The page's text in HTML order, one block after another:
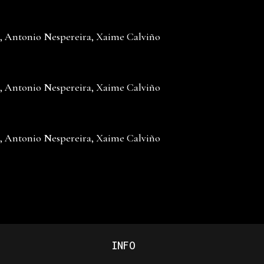
Antonio Nespereira, Xaime Calviño
Antonio Nespereira, Xaime Calviño
Antonio Nespereira, Xaime Calviño
INFO